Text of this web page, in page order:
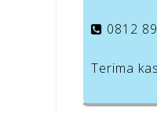
0812
Terima